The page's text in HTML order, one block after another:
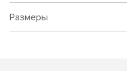
Размеры